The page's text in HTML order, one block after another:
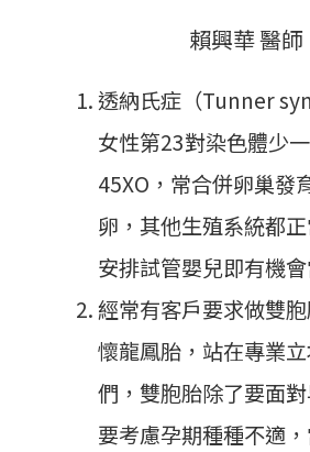
賴興華 醫師
透納氏症（Tunner
女性第23對染色體少
45XO，常合併卵巢發
卵，其他生殖系統都
安排試管嬰兒即有機會
經常有客戶要求做雙
懷龍鳳胎，站在專業
們，雙胞胎除了要面
要考慮孕期種種不適